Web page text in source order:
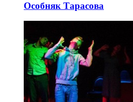
Особняк Тарасова